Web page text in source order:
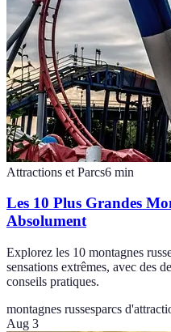
Attractions et Parcs6 min
Les 10 Plus Grandes
Absolument
Explorez les 10 montagnes
sensations extrêmes, avec des
conseils pratiques.
montagnes russesparcs
Aug 3